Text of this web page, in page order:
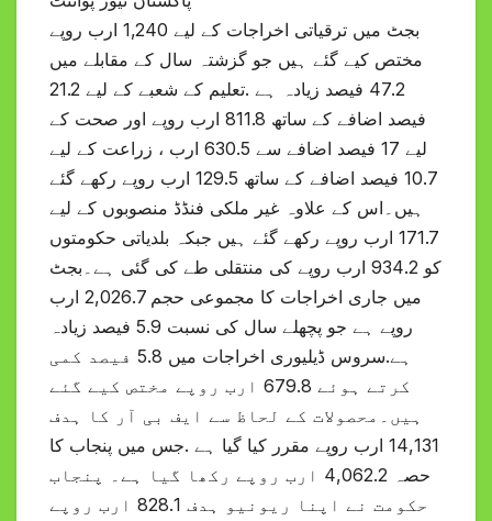
بجٹ میں ترقیاتی اخراجات کے لیے 1,240 ارب روپے
مختص کیے گئے ہیں جو گزشتہ سال کے مقابلے میں
47.2 فیصد زیادہ ہے .تعلیم کے شعبے کے لیے 21.2
فیصد اضافے کے ساتھ 811.8 ارب روپے اور صحت کے
لیے 17 فیصد اضافے سے 630.5 ارب ، زراعت کے لیے
10.7 فیصد اضافے کے ساتھ 129.5 ارب روپے رکھے گئے
ہیں۔اس کے علاوہ غیر ملکی فنڈڈ منصوبوں کے لیے
171.7 ارب روپے رکھے گئے ہیں جبکہ بلدیاتی حکومتوں
کو 934.2 ارب روپے کی منتقلی طے کی گئی ہے۔بجٹ
میں جاری اخراجات کا مجموعی حجم 2,026.7 ارب
روپے ہے جو پچھلے سال کی نسبت 5.9 فیصد زیادہ
ہے.سروس ڈیلیوری اخراجات میں 5.8 فیصد کمی
کرتے ہوئے 679.8 ارب روپے مختص کیے گئے
ہیں۔محصولات کے لحاظ سے ایف بی آر کا ہدف
14,131 ارب روپے مقرر کیا گیا ہے .جس میں پنجاب کا
حصہ 4,062.2 ارب روپے رکھا گیا ہے۔ پنجاب
حکومت نے اپنا ریونیو ہدف 828.1 ارب روپے